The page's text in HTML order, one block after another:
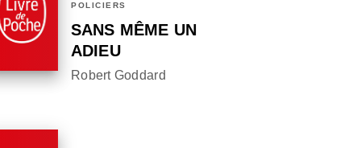
POLICIERS
SANS MÊME UN
ADIEU
Robert Goddard